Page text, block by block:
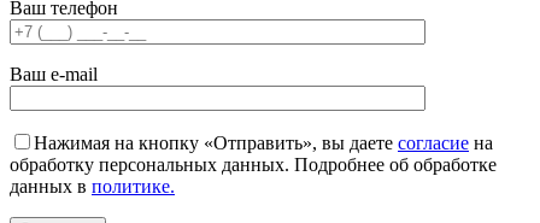
Ваш телефон
Ваш e-mail
Нажимая на кнопку «Отправить», вы даете согласие на
обработку персональных данных. Подробнее об обработке
данных в политике.